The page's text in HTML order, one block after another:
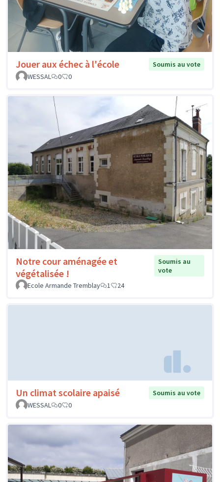
Jouer aux échec à l'école
Soumis au vote
WESSAL
0 0
Notre cour aménagée et
végétalisée !
Soumis au
vote
Ecole Armande Tremblay
1 24
Un climat scolaire apaisé
Soumis au vote
WESSAL
0 0